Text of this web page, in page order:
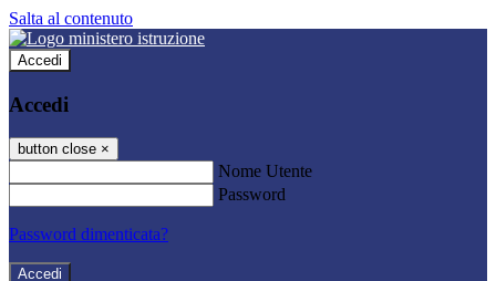
Salta al contenuto
Accedi
Accedi
button close ×
Nome Utente
Password
Password dimenticata?